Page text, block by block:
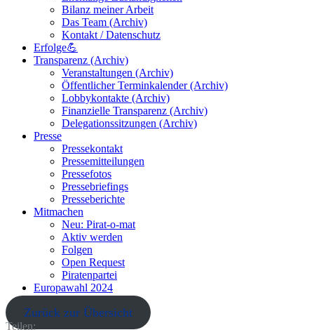
Bilanz meiner Arbeit
Das Team (Archiv)
Kontakt / Datenschutz
Erfolge💪
Transparenz (Archiv)
Veranstaltungen (Archiv)
Öffentlicher Terminkalender (Archiv)
Lobbykontakte (Archiv)
Finanzielle Transparenz (Archiv)
Delegationssitzungen (Archiv)
Presse
Pressekontakt
Pressemitteilungen
Pressefotos
Pressebriefings
Presseberichte
Mitmachen
Neu: Pirat-o-mat
Aktiv werden
Folgen
Open Request
Piratenpartei
Europawahl 2024
Zurück zur Übersicht
Teilen: